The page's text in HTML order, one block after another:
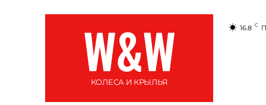
W&W
КОЛЕСА И КРЫЛЬЯ
16.8 C